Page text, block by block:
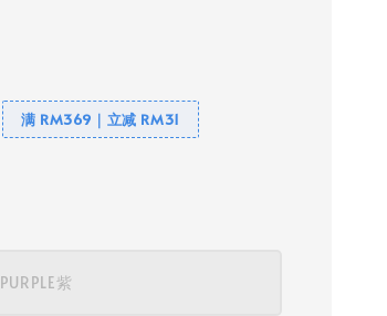
满 RM369｜立减 RM31
PURPLE紫